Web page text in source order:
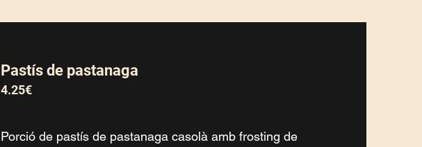
Pastís de pastanaga
4.25€
Porció de pastís de pastanaga casolà amb frosting de